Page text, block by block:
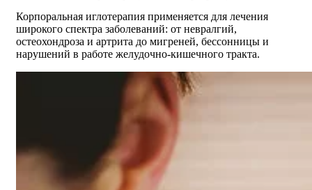
Корпоральная иглотерапия применяется для лечения
широкого спектра заболеваний: от невралгий,
остеохондроза и артрита до мигреней, бессонницы и
нарушений в работе желудочно-кишечного тракта.